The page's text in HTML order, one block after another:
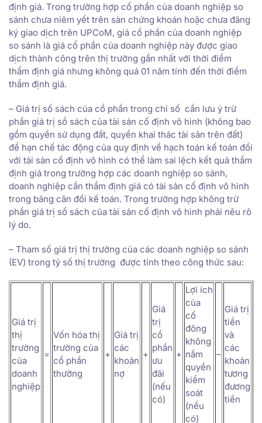
định giá. Trong trường hợp cổ phần của doanh nghiệp so
sánh chưa niêm yết trên sàn chứng khoán hoặc chưa đăng
ký giao dịch trên UPCoM, giá cổ phần của doanh nghiệp
so sánh là giá cổ phần của doanh nghiệp này được giao
dịch thành công trên thị trường gần nhất với thời điểm
thẩm định giá nhưng không quá 01 năm tính đến thời điểm
thẩm định giá.
– Giá trị sổ sách của cổ phần trong chỉ số cần lưu ý trừ
phần giá trị sổ sách của tài sản cố định vô hình (không bao
gồm quyền sử dụng đất, quyền khai thác tài sản trên đất)
để hạn chế tác động của quy định về hạch toán kế toán đối
với tài sản cố định vô hình có thể làm sai lệch kết quả thẩm
định giá trong trường hợp các doanh nghiệp so sánh,
doanh nghiệp cần thẩm định giá có tài sản cố định vô hình
trong bảng cân đối kế toán. Trong trường hợp không trừ
phần giá trị sổ sách của tài sản cố định vô hình phải nêu rõ
lý do.
– Tham số giá trị thị trường của các doanh nghiệp so sánh
(EV) trong tỷ số thị trường được tính theo công thức sau:
Giá trị
thị
trường
của
doanh
nghiệp
=
Vốn hóa thị
trường của
cổ phần
thường
+
Giá trị
các
khoản
nợ
+
Giá
trị
cổ
phần
ưu
đãi
(nếu
có)
+
Lợi ích
của
cổ
đông
không
nắm
quyền
kiểm
soát
(nếu
có)
–
Giá trị
tiền
và
các
khoản
tương
đương
tiền